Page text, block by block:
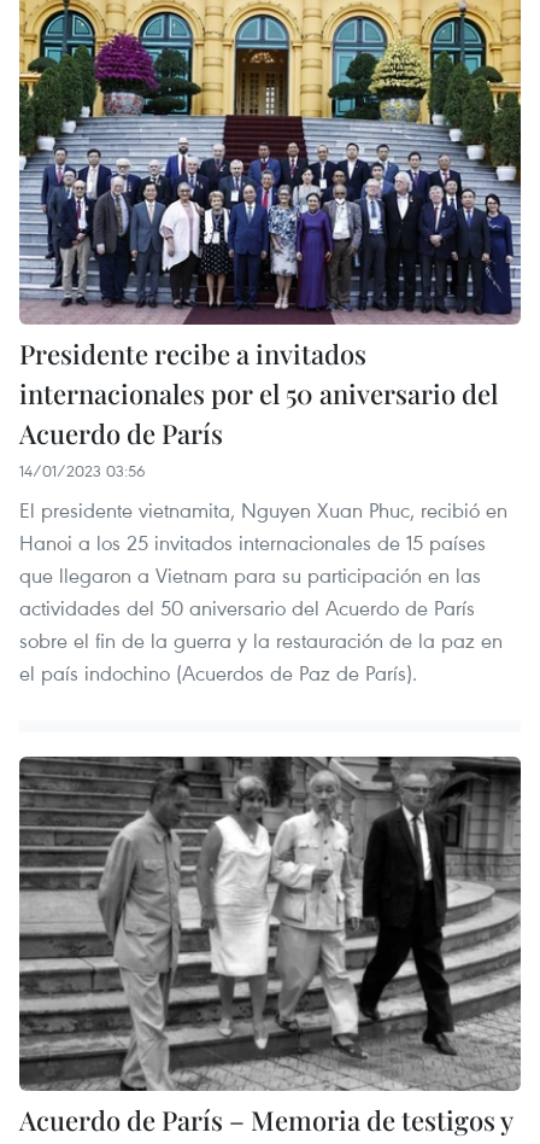
Presidente recibe a invitados
internacionales por el 50 aniversario del
Acuerdo de París
14/01/2023 03:56
El presidente vietnamita, Nguyen Xuan Phuc, recibió en
Hanoi a los 25 invitados internacionales de 15 países
que llegaron a Vietnam para su participación en las
actividades del 50 aniversario del Acuerdo de París
sobre el fin de la guerra y la restauración de la paz en
el país indochino (Acuerdos de Paz de París).
Acuerdo de París – Memoria de testigos y